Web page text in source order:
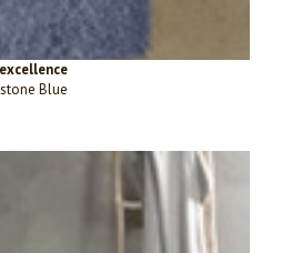
excellence
stone Blue